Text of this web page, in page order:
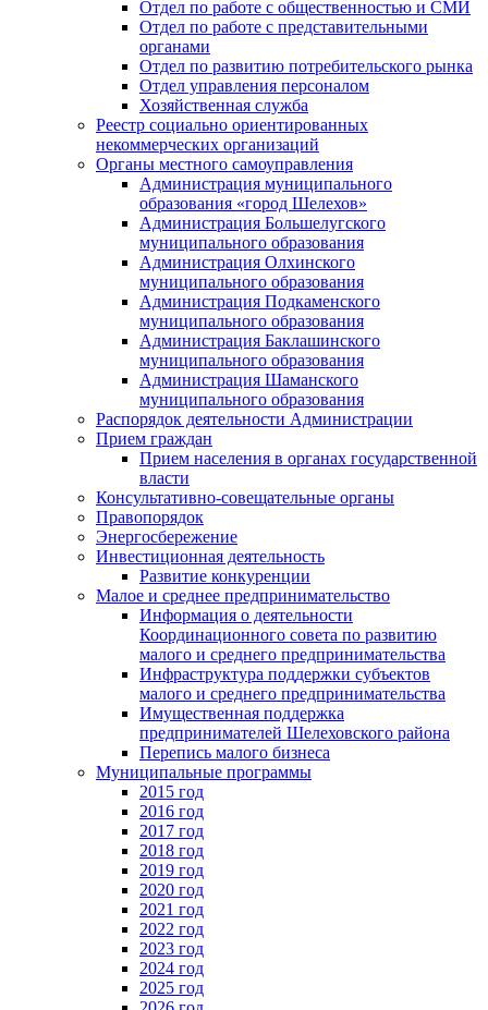
Отдел по работе с общественностью и СМИ
Отдел по работе с представительными
органами
Отдел по развитию потребительского рынка
Отдел управления персоналом
Хозяйственная служба
Реестр социально ориентированных
некоммерческих организаций
Органы местного самоуправления
Администрация муниципального
образования «город Шелехов»
Администрация Большелугского
муниципального образования
Администрация Олхинского
муниципального образования
Администрация Подкаменского
муниципального образования
Администрация Баклашинского
муниципального образования
Администрация Шаманского
муниципального образования
Распорядок деятельности Администрации
Прием граждан
Прием населения в органах государственной
власти
Консультативно-совещательные органы
Правопорядок
Энергосбережение
Инвестиционная деятельность
Развитие конкуренции
Малое и среднее предпринимательство
Информация о деятельности
Координационного совета по развитию
малого и среднего предпринимательства
Инфраструктура поддержки субъектов
малого и среднего предпринимательства
Имущественная поддержка
предпринимателей Шелеховского района
Перепись малого бизнеса
Муниципальные программы
2015 год
2016 год
2017 год
2018 год
2019 год
2020 год
2021 год
2022 год
2023 год
2024 год
2025 год